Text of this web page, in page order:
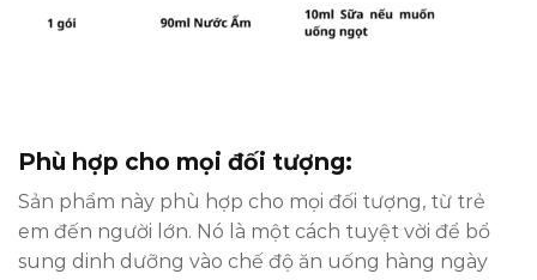
Phù hợp cho mọi đối tượng:
Sản phẩm này phù hợp cho mọi đối tượng, từ trẻ
em đến người lớn. Nó là một cách tuyệt vời để bổ
sung dinh dưỡng vào chế độ ăn uống hàng ngày